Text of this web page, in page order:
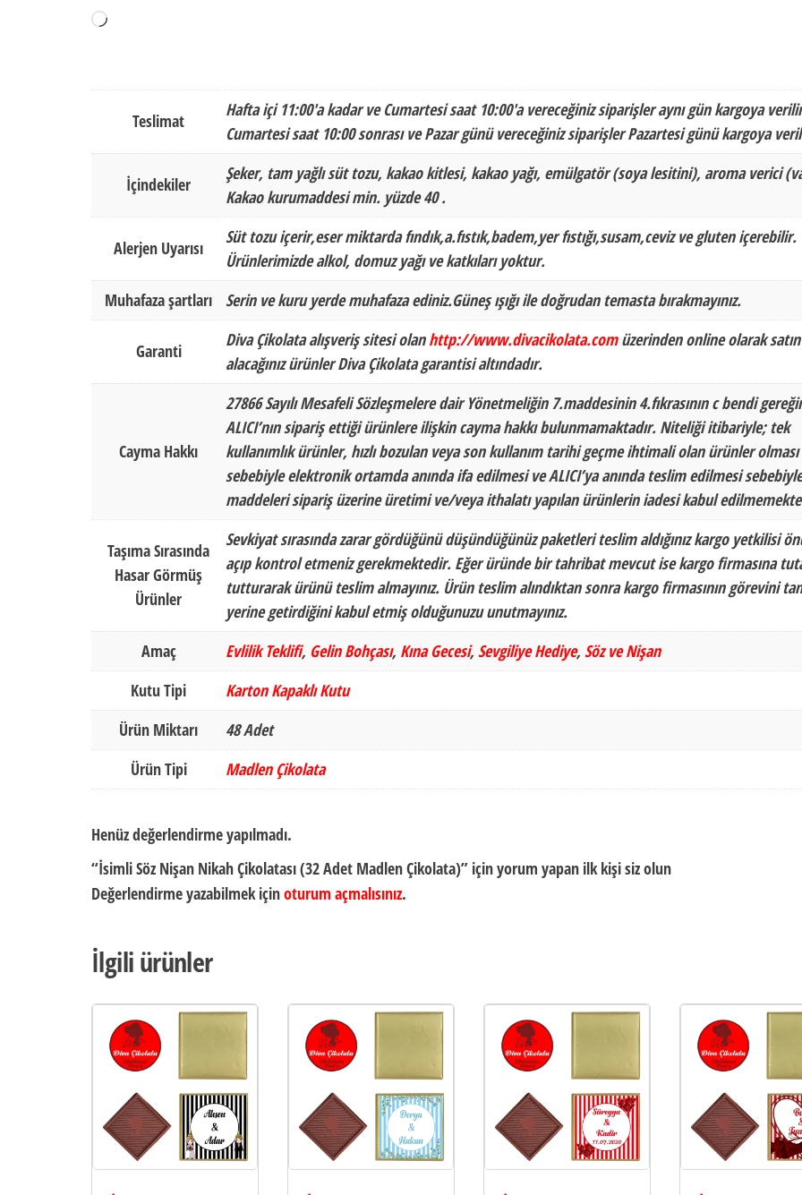
Yükleniyor...
Teslimat
Hafta içi 11:00'a kadar ve Cumartesi saat 10:00'a vereceğiniz siparişler aynı gün kargoya
Cumartesi saat 10:00 sonrası ve Pazar günü vereceğiniz siparişler Pazartesi günü kargoya
İçindekiler
Şeker, tam yağlı süt tozu, kakao kitlesi, kakao yağı, emülgatör (soya lesitini), aroma verici
Kakao kurumaddesi min. yüzde 40 .
Alerjen Uyarısı
Süt tozu içerir,eser miktarda fındık,a.fıstık,badem,yer fıstığı,susam,ceviz ve gluten içerebilir.
Ürünlerimizde alkol, domuz yağı ve katkıları yoktur.
Muhafaza şartları
Serin ve kuru yerde muhafaza ediniz.Güneş ışığı ile doğrudan temasta bırakmayınız.
Garanti
Diva Çikolata alışveriş sitesi olanhttp://www.divacikolata.comüzerinden online olarak satın
alacağınız ürünler Diva Çikolata garantisi altındadır.
Cayma Hakkı
27866 Sayılı Mesafeli Sözleşmelere dair Yönetmeliğin 7.maddesinin 4.fıkrasının c bendi
ALICI’nın sipariş ettiği ürünlere ilişkin cayma hakkı bulunmamaktadır. Niteliği itibariyle; tek
kullanımlık ürünler, hızlı bozulan veya son kullanım tarihi geçme ihtimali olan ürünler olması
sebebiyle elektronik ortamda anında ifa edilmesi ve ALICI’ya anında teslim edilmesi
maddeleri sipariş üzerine üretimi ve/veya ithalatı yapılan ürünlerin iadesi kabul
Taşıma Sırasında
Hasar Görmüş
Ürünler
Sevkiyat sırasında zarar gördüğünü düşündüğünüz paketleri teslim aldığınız kargo yetkilisi
açıp kontrol etmeniz gerekmektedir. Eğer üründe bir tahribat mevcut ise kargo firmasına
tutturarak ürünü teslim almayınız. Ürün teslim alındıktan sonra kargo firmasının görevini
yerine getirdiğini kabul etmiş olduğunuzu unutmayınız.
Amaç
Evlilik Teklifi, Gelin Bohçası, Kına Gecesi, Sevgiliye Hediye, Söz ve Nişan
Kutu Tipi
Karton Kapaklı Kutu
Ürün Miktarı
48 Adet
Ürün Tipi
Madlen Çikolata
Henüz değerlendirme yapılmadı.
“İsimli Söz Nişan Nikah Çikolatası (32 Adet Madlen Çikolata)” için yorum yapan ilk kişi siz olun
Değerlendirme yazabilmek içinoturum açmalısınız.
İlgili ürünler